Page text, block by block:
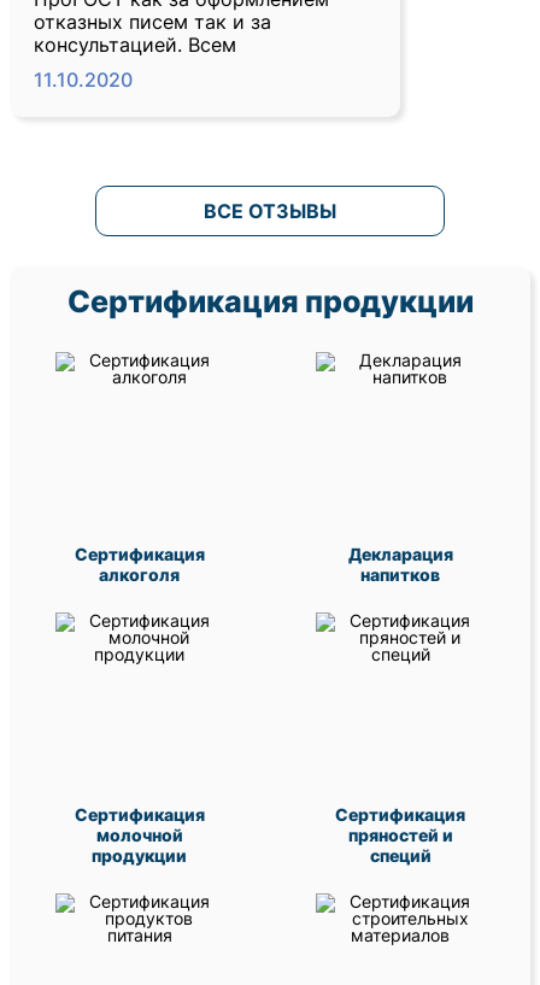
отказных писем так и за
консультацией. Всем
11.10.2020
ВСЕ ОТЗЫВЫ
Сертификация продукции
Сертификация
алкоголя
Декларация
напитков
Сертификация
молочной
продукции
Сертификация
пряностей и
специй